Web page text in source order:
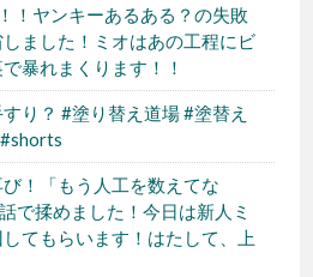
！ヤンキーあるある？の失敗
ました！ミオはあの工程にビ
暴れまくります！！
り？ #塗り替え道場 #塗替え
！「もう人工を数えてな
で揉めました！今日は新人ミ
てもらいます！はたして、上